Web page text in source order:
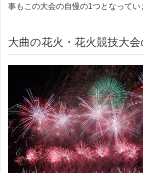
事もこの大会の自慢の1つとなってい
大曲の花火・花火競技大会